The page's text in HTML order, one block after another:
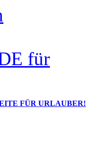
FÜR URLAUBER!